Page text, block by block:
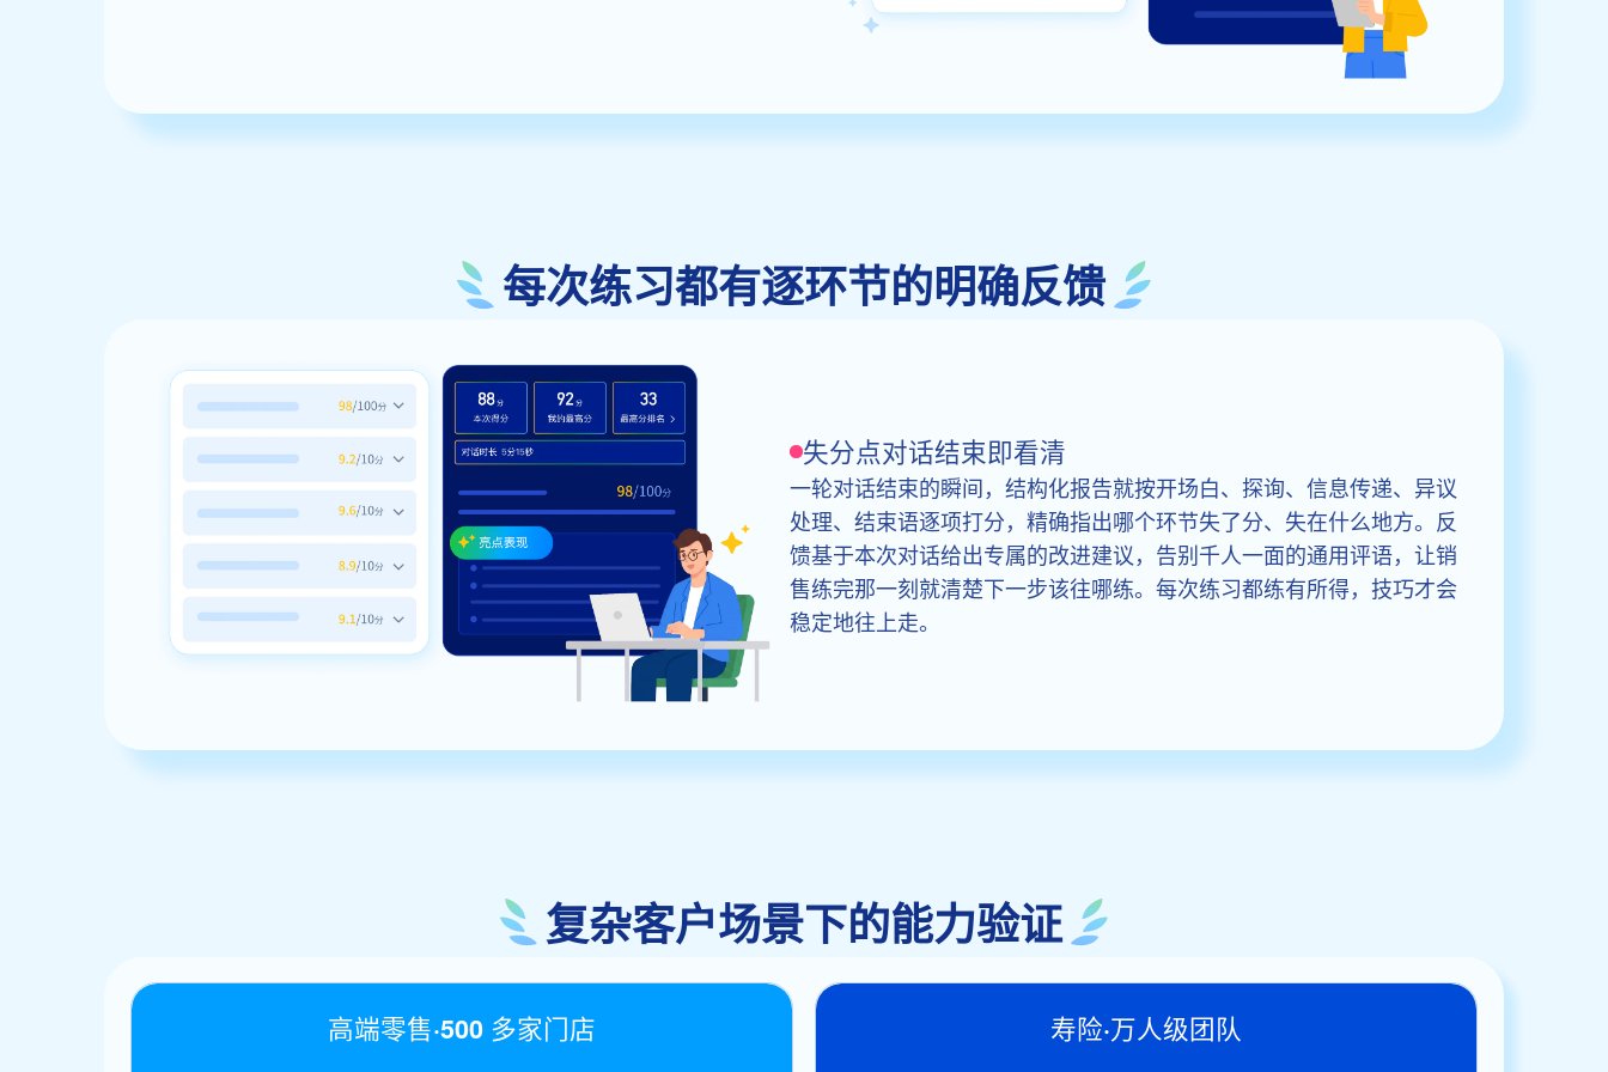
每次练习都有逐环节的明确反馈
失分点对话结束即看清
一轮对话结束的瞬间，结构化报告就按开场白、探询、信息传递、异议
处理、结束语逐项打分，精确指出哪个环节失了分、失在什么地方。反
馈基于本次对话给出专属的改进建议，告别千人一面的通用评语，让销
售练完那一刻就清楚下一步该往哪练。每次练习都练有所得，技巧才会
稳定地往上走。
复杂客户场景下的能力验证
高端零售·500 多家门店 寿险·万人级团队